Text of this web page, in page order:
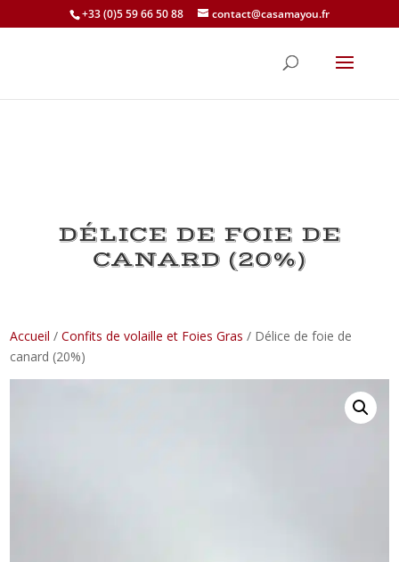
+33 (0)5 59 66 50 88 contact@casamayou.fr
DÉLICE DE FOIE DE
CANARD (20%)
Accueil /Confits de volaille et Foies Gras / Délice de foie de
canard (20%)